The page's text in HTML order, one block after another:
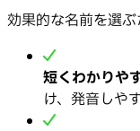
効果的な名前を選ぶ
短くわかりや
け、発音しや